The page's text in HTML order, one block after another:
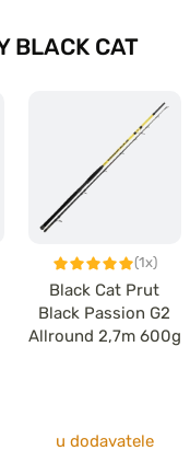
BLACK CAT
(1x)
Black Cat Prut
Black Passion G2
Allround 2,7m 600g
u dodavatele